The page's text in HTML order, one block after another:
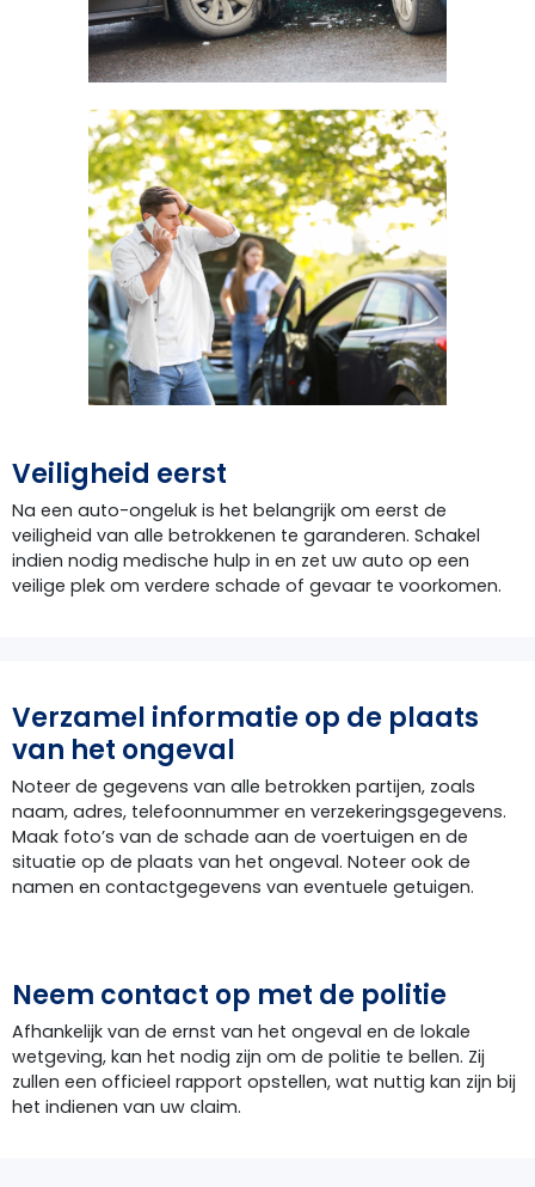
Veiligheid eerst
Na een auto-ongeluk is het belangrijk om eerst de
veiligheid van alle betrokkenen te garanderen. Schakel
indien nodig medische hulp in en zet uw auto op een
veilige plek om verdere schade of gevaar te voorkomen.
Verzamel informatie op de plaats
van het ongeval
Noteer de gegevens van alle betrokken partijen, zoals
naam, adres, telefoonnummer en verzekeringsgegevens.
Maak foto’s van de schade aan de voertuigen en de
situatie op de plaats van het ongeval. Noteer ook de
namen en contactgegevens van eventuele getuigen.
Neem contact op met de politie
Afhankelijk van de ernst van het ongeval en de lokale
wetgeving, kan het nodig zijn om de politie te bellen. Zij
zullen een officieel rapport opstellen, wat nuttig kan zijn bij
het indienen van uw claim.